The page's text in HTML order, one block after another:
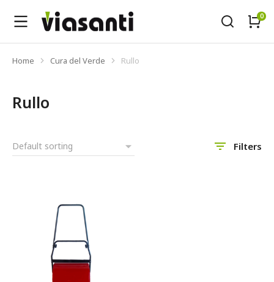
Tu sei qui:
Home Cura del Verde Rullo
Rullo
Filters